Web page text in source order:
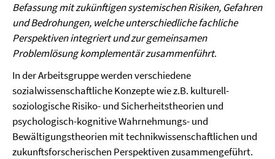
Befassung mit zukünftigen systemischen Risiken, Gefahren
und Bedrohungen, welche unterschiedliche fachliche
Perspektiven integriert und zur gemeinsamen
Problemlösung komplementär zusammenführt.
In der Arbeitsgruppe werden verschiedene
sozialwissenschaftliche Konzepte wie z.B. kulturell-
soziologische Risiko- und Sicherheitstheorien und
psychologisch-kognitive Wahrnehmungs- und
Bewältigungs­theorien mit technikwissenschaftlichen und
zukunftsforscherischen Perspektiven zusammengeführt.